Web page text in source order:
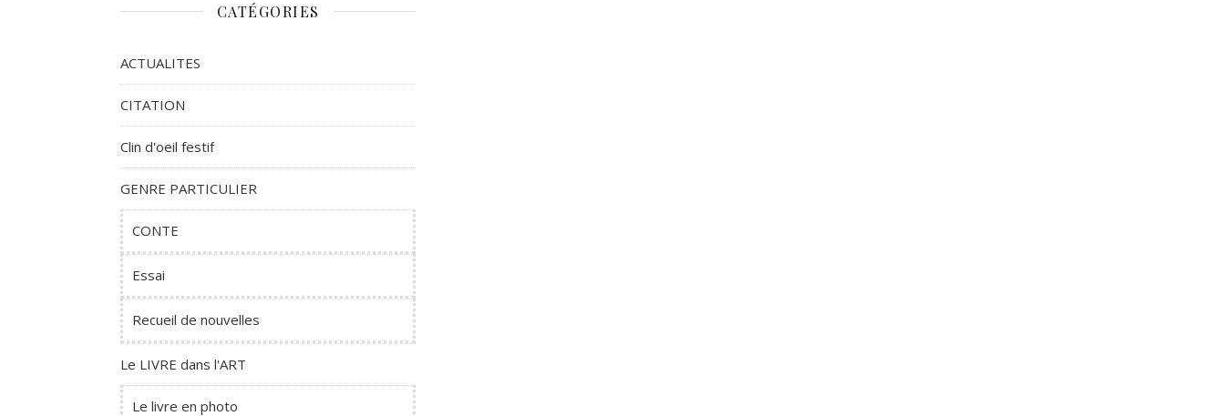
CATÉGORIES
ACTUALITES
CITATION
Clin d'oeil festif
GENRE PARTICULIER
CONTE
Essai
Recueil de nouvelles
Le LIVRE dans l'ART
Le livre en photo